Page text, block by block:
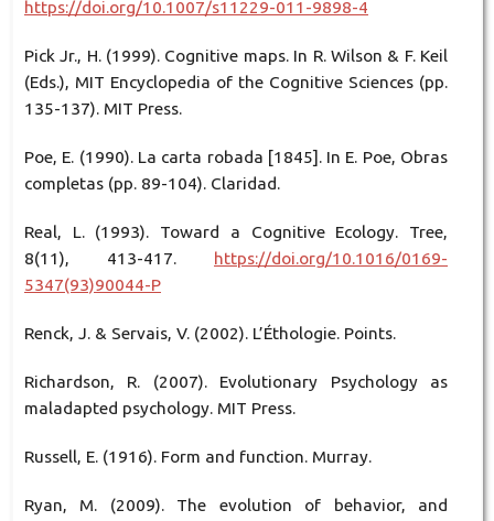
https://doi.org/10.1007/s11229-011-9898-4
Pick Jr., H. (1999). Cognitive maps. In R. Wilson & F. Keil
(Eds.), MIT Encyclopedia of the Cognitive Sciences (pp.
135-137). MIT Press.
Poe, E. (1990). La carta robada [1845]. In E. Poe, Obras
completas (pp. 89-104). Claridad.
Real, L. (1993). Toward a Cognitive Ecology. Tree,
8(11), 413-417. https://doi.org/10.1016/0169-
5347(93)90044-P
Renck, J. & Servais, V. (2002). L’Éthologie. Points.
Richardson, R. (2007). Evolutionary Psychology as
maladapted psychology. MIT Press.
Russell, E. (1916). Form and function. Murray.
Ryan, M. (2009). The evolution of behavior, and